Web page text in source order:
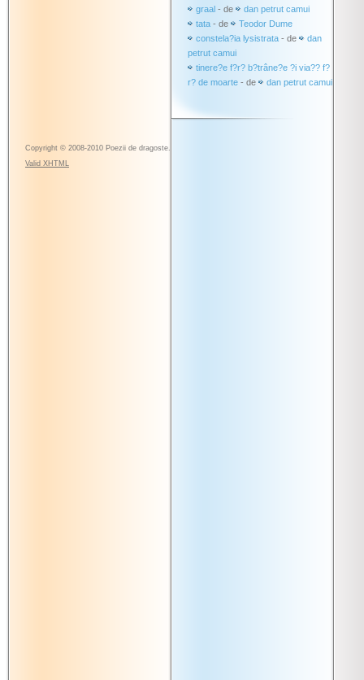
graal - de
dan petrut camui
tata - de
Teodor Dume
constela?ia lysistrata - de
dan
petrut camui
tinere?e f?r? b?trâne?e ?i via?? f?
r? de moarte - de dan petrut camui
Copyright © 2008-2010 Poezii de dragoste.
Valid XHTML